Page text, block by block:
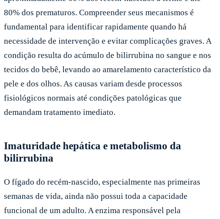
80% dos prematuros. Compreender seus mecanismos é
fundamental para identificar rapidamente quando há
necessidade de intervenção e evitar complicações graves. A
condição resulta do acúmulo de bilirrubina no sangue e nos
tecidos do bebê, levando ao amarelamento característico da
pele e dos olhos. As causas variam desde processos
fisiológicos normais até condições patológicas que
demandam tratamento imediato.
Imaturidade hepática e metabolismo da
bilirrubina
O fígado do recém-nascido, especialmente nas primeiras
semanas de vida, ainda não possui toda a capacidade
funcional de um adulto. A enzima responsável pela